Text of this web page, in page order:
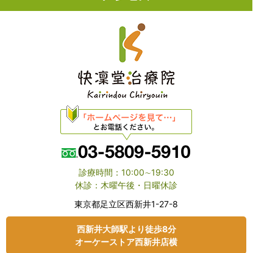
診療時間：10:00∼19:30
休診：木曜午後・日曜休診
東京都⾜⽴区⻄新井1-27-8
⻄新井大師駅より徒歩8分
オーケーストア⻄新井店横